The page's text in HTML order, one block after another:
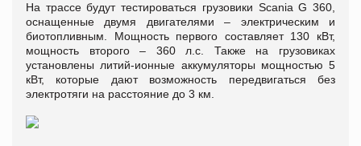
На трассе будут тестироваться грузовики Scania G 360,
оснащенные двумя двигателями – электрическим и
биотопливным. Мощность первого составляет 130 кВт,
мощность второго – 360 л.с. Также на грузовиках
установлены литий-ионные аккумуляторы мощностью 5
кВт, которые дают возможность передвигаться без
электротяги на расстояние до 3 км.